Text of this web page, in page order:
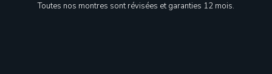
Toutes nos montres sont révisées et garanties 12 mois.